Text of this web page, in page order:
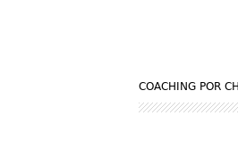
COACHING POR